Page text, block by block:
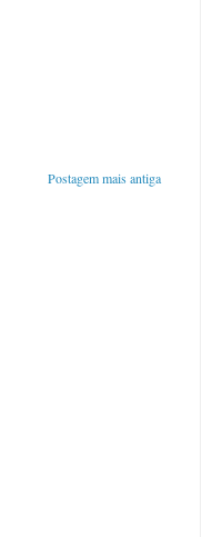
Postagem mais antiga